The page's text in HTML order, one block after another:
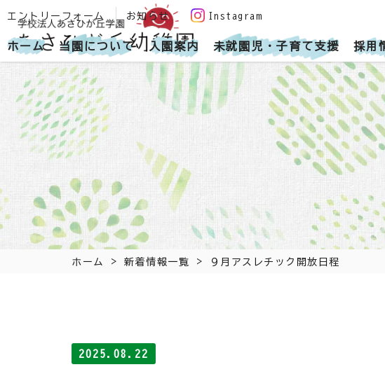
エントリーフォーム お知らせ Instagram
ホーム 当園について 入園案内 未就園児・子育て支援 採用
ホーム > 新着情報一覧 > ９月アスレチック開放日程
2025.08.22